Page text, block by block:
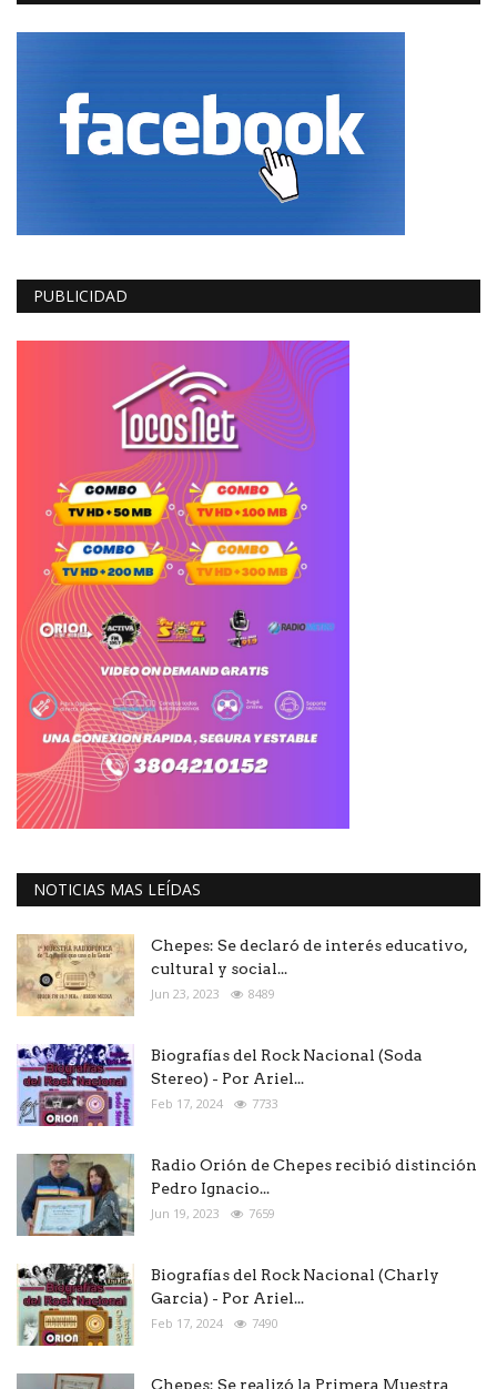
PUBLICIDAD
NOTICIAS MAS LEÍDAS
Chepes: Se declaró de interés educativo,
cultural y social...
Jun 23, 2023 8489
Biografías del Rock Nacional (Soda
Stereo) - Por Ariel...
Feb 17, 2024 7733
Radio Orión de Chepes recibió distinción
Pedro Ignacio...
Jun 19, 2023 7659
Biografías del Rock Nacional (Charly
Garcia) - Por Ariel...
Feb 17, 2024 7490
Chepes: Se realizó la Primera Muestra